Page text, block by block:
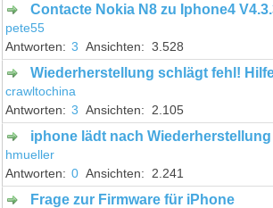
Contacte Nokia N8 zu Iphone4
pete55
3
3.528
Wiederherstellung schlägt fehl!
crawltochina
3
2.105
iphone lädt nach
hmueller
0
2.241
Frage zur Firmware für iPhone